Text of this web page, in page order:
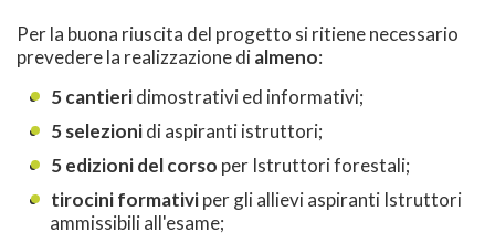
Per la buona riuscita del progetto si ritiene necessario
prevedere la realizzazione dialmeno:
5 cantieridimostrativi ed informativi;
5 selezionidi aspiranti istruttori;
5 edizioni del corso per Istruttori forestali;
tirocini formativiper gli allievi aspiranti Istruttori
ammissibili all'esame;